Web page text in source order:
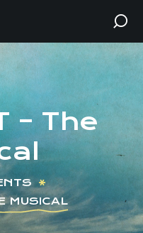
– The
MUSICAL